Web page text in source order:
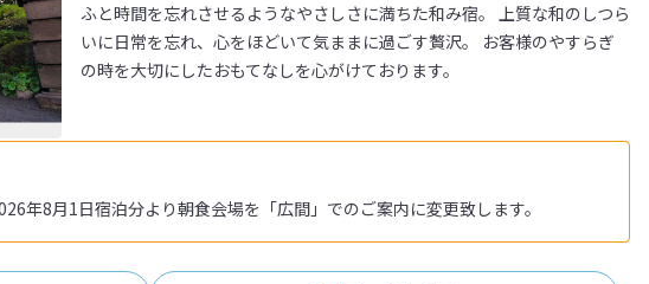
年8月1日宿泊分より朝食会場を「広間」でのご案内に変更致します。
ふと時間を忘れさせるようなやさしさに満ちた和み宿。 上質な和のしつら
いに日常を忘れ、心をほどいて気ままに過ごす贅沢。 お客様のやすらぎ
の時を大切にしたおもてなしを心がけております。